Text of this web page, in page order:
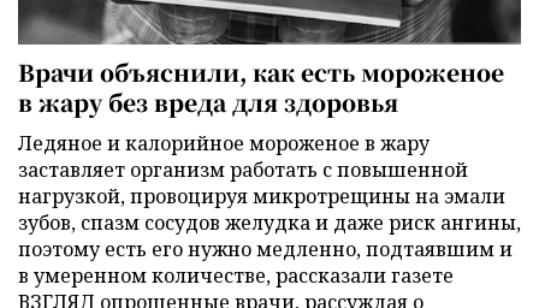
Врачи объяснили, как есть мороженое
в жару без вреда для здоровья
Ледяное и калорийное мороженое в жару
заставляет организм работать с повышенной
нагрузкой, провоцируя микротрещины на эмали
зубов, спазм сосудов желудка и даже риск ангины,
поэтому есть его нужно медленно, подтаявшим и
в умеренном количестве, рассказали газете
ВЗГЛЯД опрошенные врачи, рассуждая о